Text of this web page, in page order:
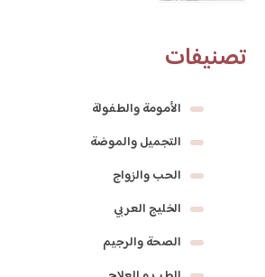
تصنيفات
الأمومة والطفولة
التجميل والموضة
الحب والزواج
الخليج العربي
الصحة والرجيم